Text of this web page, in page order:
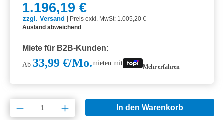
1.196,19 €
zzgl. Versand
Preis exkl. MwSt: 1.005,20 €
Ausland abweichend
Miete für B2B-Kunden:
Ab 33,99 €/Mo.mieten mit Mehr erfahren
Produkt Anzahl: Gib den gewünschten
In den Warenkorb